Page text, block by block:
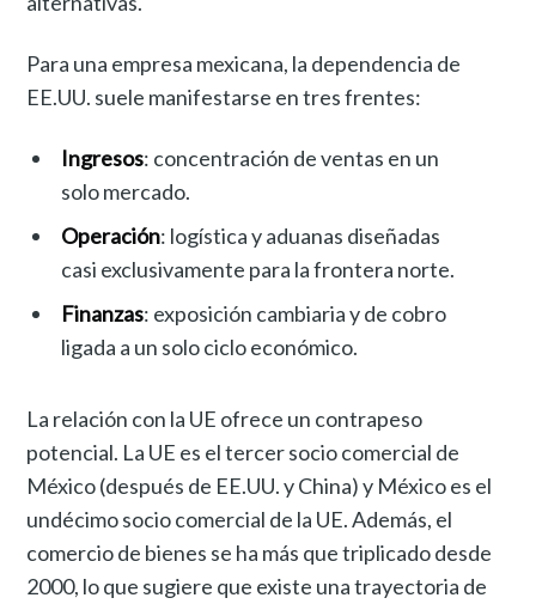
Para una empresa mexicana, la dependencia de
EE.UU. suele manifestarse en tres frentes:
Ingresos: concentración de ventas en un
solo mercado.
Operación: logística y aduanas diseñadas
casi exclusivamente para la frontera norte.
Finanzas: exposición cambiaria y de cobro
ligada a un solo ciclo económico.
La relación con la UE ofrece un contrapeso
potencial. La UE es el tercer socio comercial de
México (después de EE.UU. y China) y México es el
undécimo socio comercial de la UE. Además, el
comercio de bienes se ha más que triplicado desde
2000, lo que sugiere que existe una trayectoria de